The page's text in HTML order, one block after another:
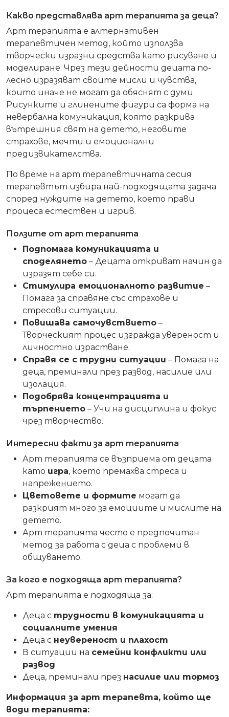
Какво представлява арт терапията за деца?
Арт терапията е алтернативен
терапевтичен метод, който използва
творчески изразни средства като рисуване и
моделиране. Чрез тези дейности децата по-
лесно изразяват своите мисли и чувства,
които иначе не могат да обяснят с думи.
Рисунките и глинените фигури са форма на
невербална комуникация, която разкрива
вътрешния свят на детето, неговите
страхове, мечти и емоционални
предизвикателства.
По време на арт терапевтичната сесия
терапевтът избира най-подходящата задача
според нуждите на детето, което прави
процеса естествен и игрив.
Ползите от арт терапията
Подпомага комуникацията и
споделянето – Децата откриват начин да
изразят себе си.
Стимулира емоционалното развитие –
Помага за справяне със страхове и
стресови ситуации.
Повишава самочувствието –
Творческият процес изгражда увереност и
личностно израстване.
Справя се с трудни ситуации – Помага на
деца, преминали през развод, насилие или
изолация.
Подобрява концентрацията и
търпението – Учи на дисциплина и фокус
чрез творчество.
Интересни факти за арт терапията
Арт терапията се възприема от децата
като игра, което премахва стреса и
напрежението.
Цветовете и формите могат да
разкрият много за емоциите и мислите на
детето.
Арт терапията често е предпочитан
метод за работа с деца с проблеми в
общуването.
За кого е подходяща арт терапията?
Арт терапията е подходяща за:
Деца с трудности в комуникацията и
социалните умения
Деца с неувереност и плахост
В ситуации на семейни конфликти или
развод
Деца, преминали през насилие или тормоз
Информация за арт терапевта, който ще
води терапията: